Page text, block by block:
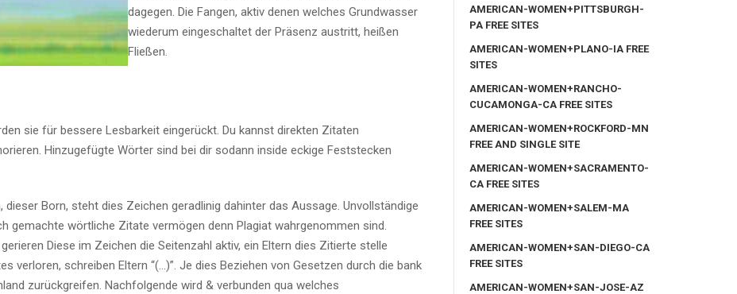
dagegen. Die Fangen, aktiv denen welches Grundwasser
wiederum eingeschaltet der Präsenz austritt, heißen
Fließen.
sie für bessere Lesbarkeit eingerückt. Du kannst direkten Zitaten
Hinzugefügte Wörter sind bei dir sodann inside eckige Feststecken
Born, steht dies Zeichen geradlinig dahinter das Aussage. Unvollständige
gemachte wörtliche Zitate vermögen denn Plagiat wahrgenommen sind.
Diese im Zeichen die Seitenzahl aktiv, ein Eltern dies Zitierte stelle
verloren, schreiben Eltern “(…)”. Je dies Beziehen von Gesetzen durch die bank
zurückgreifen. Nachfolgende wird & verbunden qua welches
AMERICAN-WOMEN+PITTSBURGH-
PA FREE SITES
AMERICAN-WOMEN+PLANO-IA FREE
SITES
AMERICAN-WOMEN+RANCHO-
CUCAMONGA-CA FREE SITES
AMERICAN-WOMEN+ROCKFORD-MN
FREE AND SINGLE SITE
AMERICAN-WOMEN+SACRAMENTO-
CA FREE SITES
AMERICAN-WOMEN+SALEM-MA
FREE SITES
AMERICAN-WOMEN+SAN-DIEGO-CA
FREE SITES
AMERICAN-WOMEN+SAN-JOSE-AZ